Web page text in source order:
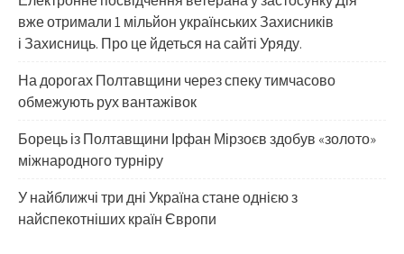
вже отримали 1 мільйон українських Захисників
і Захисниць. Про це йдеться на сайті Уряду.
На дорогах Полтавщини через спеку тимчасово
обмежують рух вантажівок
Борець із Полтавщини Ірфан Мірзоєв здобув «золото»
міжнародного турніру
​У найближчі три дні Україна стане однією з
найспекотніших країн Європи